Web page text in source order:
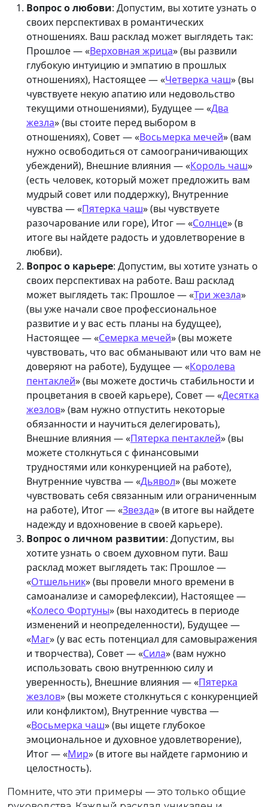
Вопрос о любови: Допустим, вы хотите узнать о
своих перспективах в романтических
отношениях. Ваш расклад может выглядеть так:
Прошлое — «Верховная жрица» (вы развили
глубокую интуицию и эмпатию в прошлых
отношениях), Настоящее — «Четверка чаш» (вы
чувствуете некую апатию или недовольство
текущими отношениями), Будущее — «Два
жезла» (вы стоите перед выбором в
отношениях), Совет — «Восьмерка мечей» (вам
нужно освободиться от самоограничивающих
убеждений), Внешние влияния — «Король чаш»
(есть человек, который может предложить вам
мудрый совет или поддержку), Внутренние
чувства — «Пятерка чаш» (вы чувствуете
разочарование или горе), Итог — «Солнце» (в
итоге вы найдете радость и удовлетворение в
любви).
Вопрос о карьере: Допустим, вы хотите узнать о
своих перспективах на работе. Ваш расклад
может выглядеть так: Прошлое — «Три жезла»
(вы уже начали свое профессиональное
развитие и у вас есть планы на будущее),
Настоящее — «Семерка мечей» (вы можете
чувствовать, что вас обманывают или что вам не
доверяют на работе), Будущее — «Королева
пентаклей» (вы можете достичь стабильности и
процветания в своей карьере), Совет — «Десятка
жезлов» (вам нужно отпустить некоторые
обязанности и научиться делегировать),
Внешние влияния — «Пятерка пентаклей» (вы
можете столкнуться с финансовыми
трудностями или конкуренцией на работе),
Внутренние чувства — «Дьявол» (вы можете
чувствовать себя связанным или ограниченным
на работе), Итог — «Звезда» (в итоге вы найдете
надежду и вдохновение в своей карьере).
Вопрос о личном развитии: Допустим, вы
хотите узнать о своем духовном пути. Ваш
расклад может выглядеть так: Прошлое —
«Отшельник» (вы провели много времени в
самоанализе и саморефлексии), Настоящее —
«Колесо Фортуны» (вы находитесь в периоде
изменений и неопределенности), Будущее —
«Маг» (у вас есть потенциал для самовыражения
и творчества), Совет — «Сила» (вам нужно
использовать свою внутреннюю силу и
уверенность), Внешние влияния — «Пятерка
жезлов» (вы можете столкнуться с конкуренцией
или конфликтом), Внутренние чувства —
«Восьмерка чаш» (вы ищете глубокое
эмоциональное и духовное удовлетворение),
Итог — «Мир» (в итоге вы найдете гармонию и
целостность).
Помните, что эти примеры — это только общие